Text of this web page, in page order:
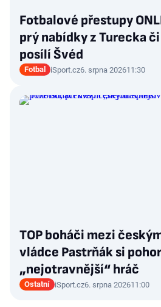
Fotbalové přestupy
prý nabídky z Turecka
posílí Švéd
Fotbal iSport.cz6. srpna 202611:30
TOP boháči mezi
vládce Pastrňák si
„nejotravnější“ hráč
Ostatní iSport.cz6. srpna 202611:00